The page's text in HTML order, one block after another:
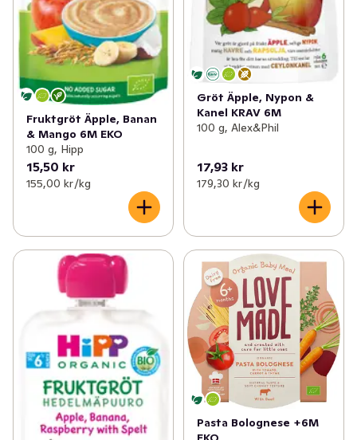
Fruktgröt Äpple, Banan
& Mango 6M EKO
100 g, Hipp
15,50 kr
155,00 kr /kg
Gröt Äpple, Nypon &
Kanel KRAV 6M
100 g, Alex&Phil
17,93 kr
179,30 kr /kg
Pasta Bolognese +6M